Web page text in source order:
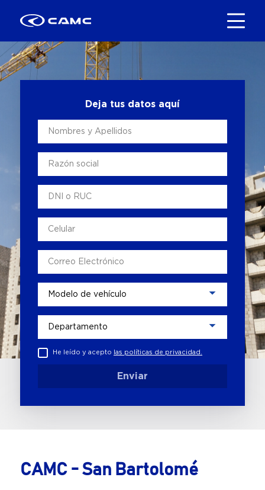
Deja tus datos aquí
He leído y acepto las políticas de privacidad.
Enviar
CAMC - San Bartolomé